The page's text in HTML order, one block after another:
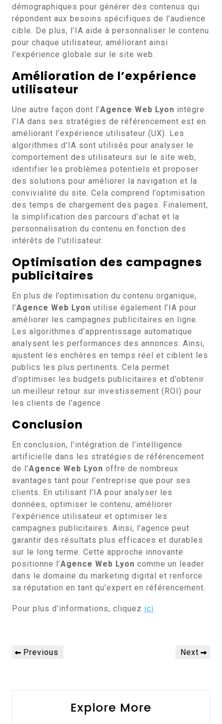
démographiques pour générer des contenus qui
répondent aux besoins spécifiques de l’audience
cible. De plus, l’IA aide à personnaliser le contenu
pour chaque utilisateur, améliorant ainsi
l’expérience globale sur le site web.
Amélioration de l’expérience
utilisateur
Une autre façon dont l’Agence Web Lyon intègre
l’IA dans ses stratégies de référencement est en
améliorant l’expérience utilisateur (UX). Les
algorithmes d’IA sont utilisés pour analyser le
comportement des utilisateurs sur le site web,
identifier les problèmes potentiels et proposer
des solutions pour améliorer la navigation et la
convivialité du site. Cela comprend l’optimisation
des temps de chargement des pages. Finalement,
la simplification des parcours d’achat et la
personnalisation du contenu en fonction des
intérêts de l’utilisateur.
Optimisation des campagnes
publicitaires
En plus de l’optimisation du contenu organique,
l’Agence Web Lyon utilise également l’IA pour
améliorer les campagnes publicitaires en ligne.
Les algorithmes d’apprentissage automatique
analysent les performances des annonces. Ainsi,
ajustent les enchères en temps réel et ciblent les
publics les plus pertinents. Cela permet
d’optimiser les budgets publicitaires et d’obtenir
un meilleur retour sur investissement (ROI) pour
les clients de l’agence.
Conclusion
En conclusion, l’intégration de l’intelligence
artificielle dans les stratégies de référencement
de l’Agence Web Lyon offre de nombreux
avantages tant pour l’entreprise que pour ses
clients. En utilisant l’IA pour analyser les
données, optimiser le contenu, améliorer
l’expérience utilisateur et optimiser les
campagnes publicitaires. Ainsi, l’agence peut
garantir des résultats plus efficaces et durables
sur le long terme. Cette approche innovante
positionne l’Agence Web Lyon comme un leader
dans le domaine du marketing digital et renforce
sa réputation en tant qu’expert en référencement.
Pour plus d’informations, cliquez ici
Navigation
dePrevious
Previous
Next
Next
Explore More